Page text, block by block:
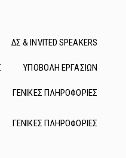
ΔΣ & INVITED SPEAKERS
ΥΠΟΒΟΛΗ ΕΡΓΑΣΙΩΝ
ΓΕΝΙΚΕΣ ΠΛΗΡΟΦΟΡΙΕΣ
ΔΣ & INVITED SPEAKERS
ΥΠΟΒΟΛΗ ΕΡΓΑΣΙΩΝ
ΓΕΝΙΚΕΣ ΠΛΗΡΟΦΟΡΙΕΣ